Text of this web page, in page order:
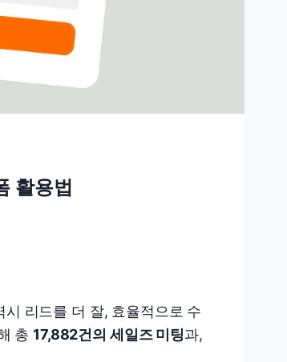
활용법
리드를 더 잘, 효율적으로 수
총 17,882건의 세일즈 미팅과,